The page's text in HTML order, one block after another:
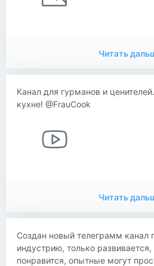
Читать
Канал для гурманов и
кухне! @FrauCook
Читать
​​Создан новый телеграмм канал
индустрию, только
понравится, опытные могут